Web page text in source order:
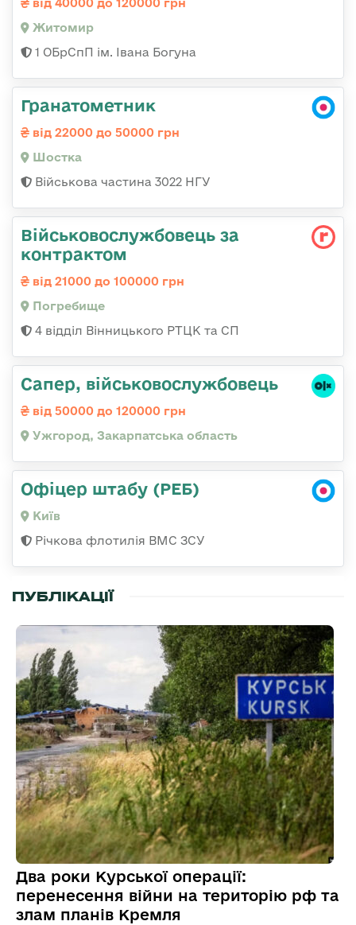
від 40000 до 120000 грн
Житомир
1 ОБрСпП ім. Івана Богуна
Гранатометник
від 22000 до 50000 грн
Шостка
Військова частина 3022 НГУ
Військовослужбовець за
контрактом
від 21000 до 100000 грн
Погребище
4 відділ Вінницького РТЦК та СП
Сапер, військовослужбовець
від 50000 до 120000 грн
Ужгород, Закарпатська область
Офіцер штабу (РЕБ)
Київ
Річкова флотилія ВМС ЗСУ
ПУБЛІКАЦІЇ
Два роки Курської операції:
перенесення війни на територію рф та
злам планів Кремля